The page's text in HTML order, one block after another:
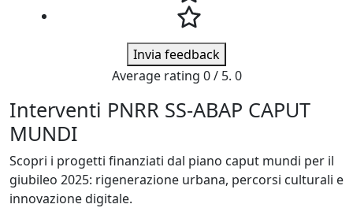
Invia feedback
Average rating 0/ 5. 0
Interventi PNRR SS-ABAP CAPUT
MUNDI
Scopri i progetti finanziati dal piano caput mundi per il
giubileo 2025: rigenerazione urbana, percorsi culturali e
innovazione digitale.